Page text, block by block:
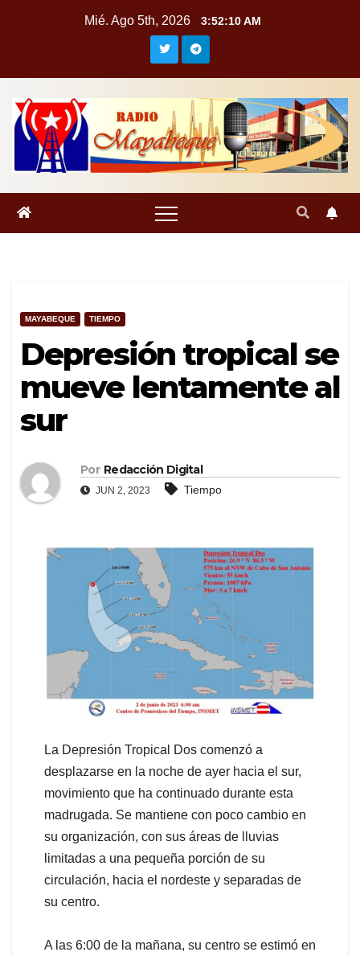
Mié. Ago 5th, 2026 3:52:11 AM
MAYABEQUE TIEMPO
Depresión tropical se
mueve lentamente al
sur
Por Redacción Digital
JUN 2, 2023 Tiempo
La Depresión Tropical Dos comenzó a
desplazarse en la noche de ayer hacia el sur,
movimiento que ha continuado durante esta
madrugada. Se mantiene con poco cambio en
su organización, con sus áreas de lluvias
limitadas a una pequeña porción de su
circulación, hacia el nordeste y separadas de
su centro.
A las 6:00 de la mañana, su centro se estimó en